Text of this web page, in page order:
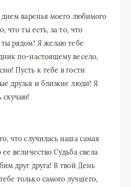
днем ​​варенья моего любимого
что ты есть, за то, что
рядом! Я желаю тебе
по-настоящему весело,
Пусть к тебе в гости
друзья и близкие люди! Я
скучаю!
что случилась наша самая
величество Судьба свела
друг друга! В твой День
только самого лучшего,